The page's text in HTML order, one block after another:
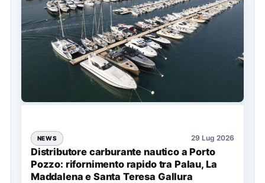
NEWS 29 Lug 2026
Distributore carburante nautico a Porto
Pozzo: rifornimento rapido tra Palau, La
Maddalena e Santa Teresa Gallura